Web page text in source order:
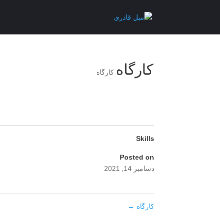
کارگاه کارگاه
Skills
Posted on
دسامبر 14, 2021
کارگاه →